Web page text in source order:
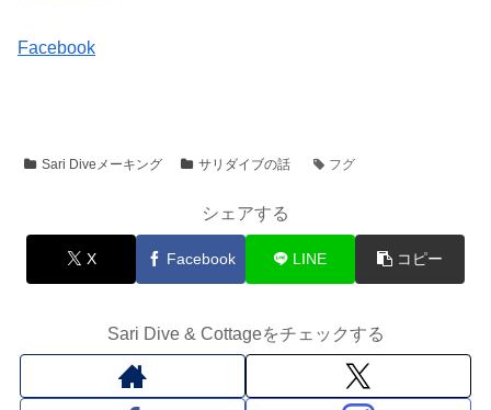
Facebook
Sari Diveメーキング サリダイブの話 フグ
シェアする
X Facebook LINE コピー
Sari Dive & Cottageをチェックする